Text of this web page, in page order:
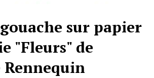
sur papier
"Fleurs" de